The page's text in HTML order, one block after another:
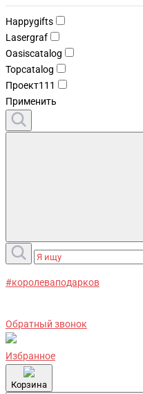
Happygifts
Lasergraf
Oasiscatalog
Topcatalog
Проект111
Применить
#королеваподарков
Обратный звонок
Избранное
Корзина